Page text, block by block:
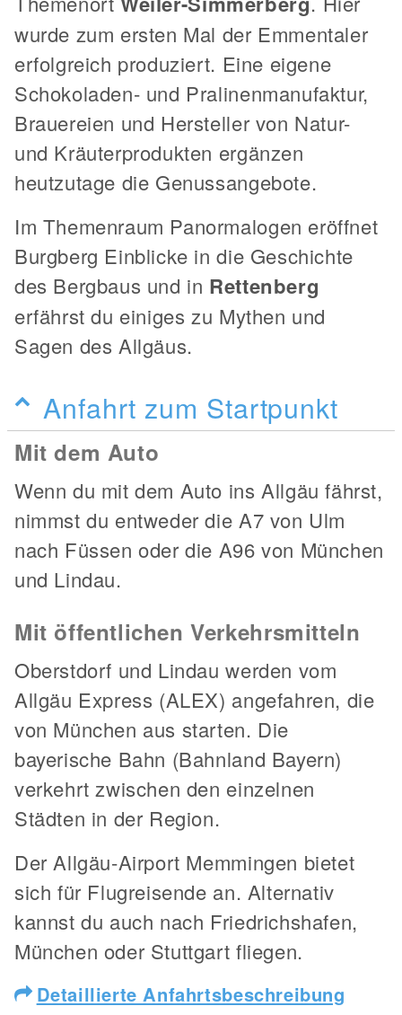
wurde zum ersten Mal der Emmentaler
erfolgreich produziert. Eine eigene
Schokoladen- und Pralinenmanufaktur,
Brauereien und Hersteller von Natur-
und Kräuterprodukten ergänzen
heutzutage die Genussangebote.
Im Themenraum Panormalogen eröffnet
Burgberg Einblicke in die Geschichte
des Bergbaus und in Rettenberg
erfährst du einiges zu Mythen und
Sagen des Allgäus.
Anfahrt zum Startpunkt
Mit dem Auto
Wenn du mit dem Auto ins Allgäu fährst,
nimmst du entweder die A7 von Ulm
nach Füssen oder die A96 von München
und Lindau.
Mit öffentlichen Verkehrsmitteln
Oberstdorf und Lindau werden vom
Allgäu Express (ALEX) angefahren, die
von München aus starten. Die
bayerische Bahn (Bahnland Bayern)
verkehrt zwischen den einzelnen
Städten in der Region.
Der Allgäu-Airport Memmingen bietet
sich für Flugreisende an. Alternativ
kannst du auch nach Friedrichshafen,
München oder Stuttgart fliegen.
Detaillierte Anfahrtsbeschreibung